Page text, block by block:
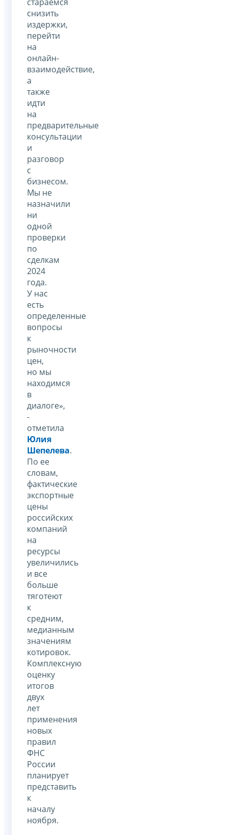
снизить
издержки,
перейти
на
онлайн-
взаимодействие,
а
также
идти
на
предварительные
консультации
и
разговор
с
бизнесом.
Мы не
назначили
ни
одной
проверки
по
сделкам
2024
года.
У нас
есть
определенные
вопросы
к
рыночности
цен,
но мы
находимся
в
диалоге»,
-
отметила
Юлия
Шепелева.
По ее
словам,
фактические
экспортные
цены
российских
компаний
на
ресурсы
увеличились
и все
больше
тяготеют
к
средним,
медианным
значениям
котировок.
Комплексную
оценку
итогов
двух
лет
применения
новых
правил
ФНС
России
планирует
представить
к
началу
ноября.